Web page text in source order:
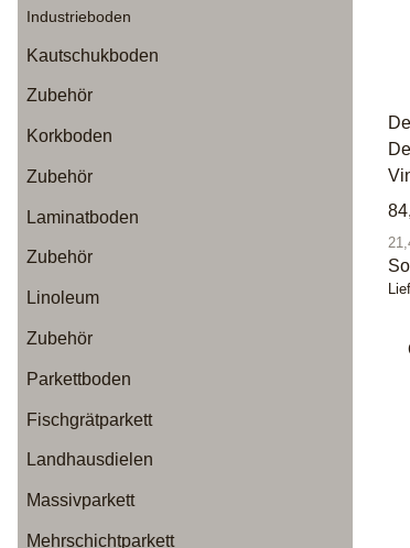
Industrieboden
Kautschukboden
Zubehör
Korkboden
Zubehör
Laminatboden
Zubehör
Linoleum
Zubehör
Parkettboden
Fischgrätparkett
Landhausdielen
Massivparkett
Mehrschichtparkett